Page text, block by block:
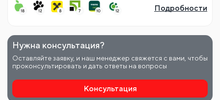
Подробности
Нужна консультация?
Оставляйте заявку, и наш менеджер свяжется с вами, чтобы
проконсультировать и дать ответы на вопросы
Консультация